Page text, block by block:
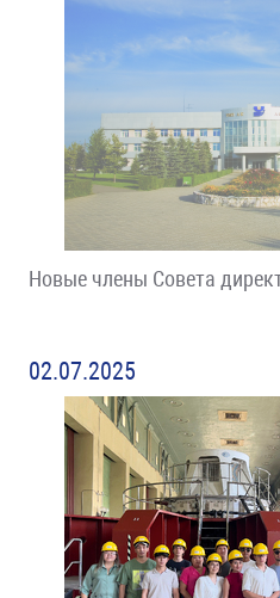
Новые члены Совета
02.07.2025